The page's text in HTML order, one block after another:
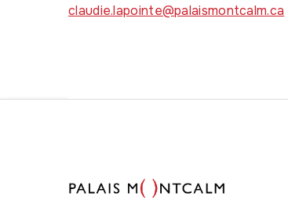
claudie.lapointe@palaismontcalm.ca